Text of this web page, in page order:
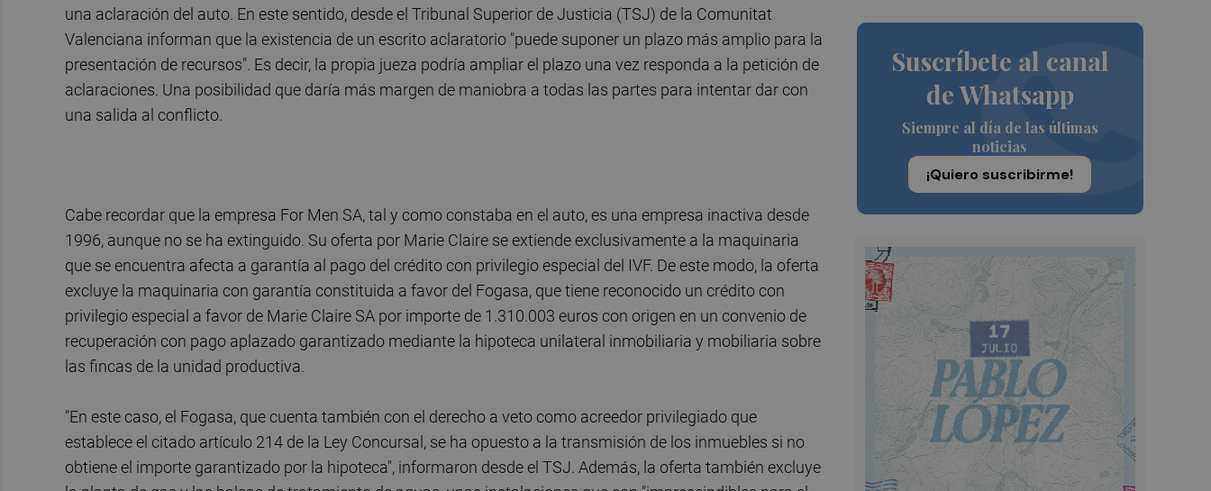
Suscríbete al canal
de Whatsapp
Siempre al día de las últimas
noticias
¡Quiero suscribirme!
una aclaración del auto. En este sentido, desde el Tribunal Superior de Justicia (TSJ) de la Comunitat
Valenciana informan que la existencia de un escrito aclaratorio "puede suponer un plazo más amplio para la
presentación de recursos". Es decir, la propia jueza podría ampliar el plazo una vez responda a la petición de
aclaraciones. Una posibilidad que daría más margen de maniobra a todas las partes para intentar dar con
una salida al conflicto.
Cabe recordar que la empresa For Men SA, tal y como constaba en el auto, es una empresa inactiva desde
1996, aunque no se ha extinguido. Su oferta por Marie Claire se extiende exclusivamente a la maquinaria
que se encuentra afecta a garantía al pago del crédito con privilegio especial del IVF. De este modo, la oferta
excluye la maquinaria con garantía constituida a favor del Fogasa, que tiene reconocido un crédito con
privilegio especial a favor de Marie Claire SA por importe de 1.310.003 euros con origen en un convenio de
recuperación con pago aplazado garantizado mediante la hipoteca unilateral inmobiliaria y mobiliaria sobre
las fincas de la unidad productiva.
"En este caso, el Fogasa, que cuenta también con el derecho a veto como acreedor privilegiado que
establece el citado artículo 214 de la Ley Concursal, se ha opuesto a la transmisión de los inmuebles si no
obtiene el importe garantizado por la hipoteca", informaron desde el TSJ. Además, la oferta también excluye